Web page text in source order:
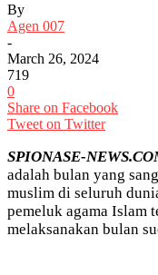
By
Agen 007
-
March 26, 2024
719
0
Share on Facebook
Tweet on Twitter
SPIONASE-
adalah bulan yang
muslim di seluruh
pemeluk agama Islam
melaksanakan bulan